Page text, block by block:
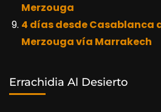
Merzouga
4 días desde Casablanca
Merzouga vía Marrakech
Errachidia Al Desierto